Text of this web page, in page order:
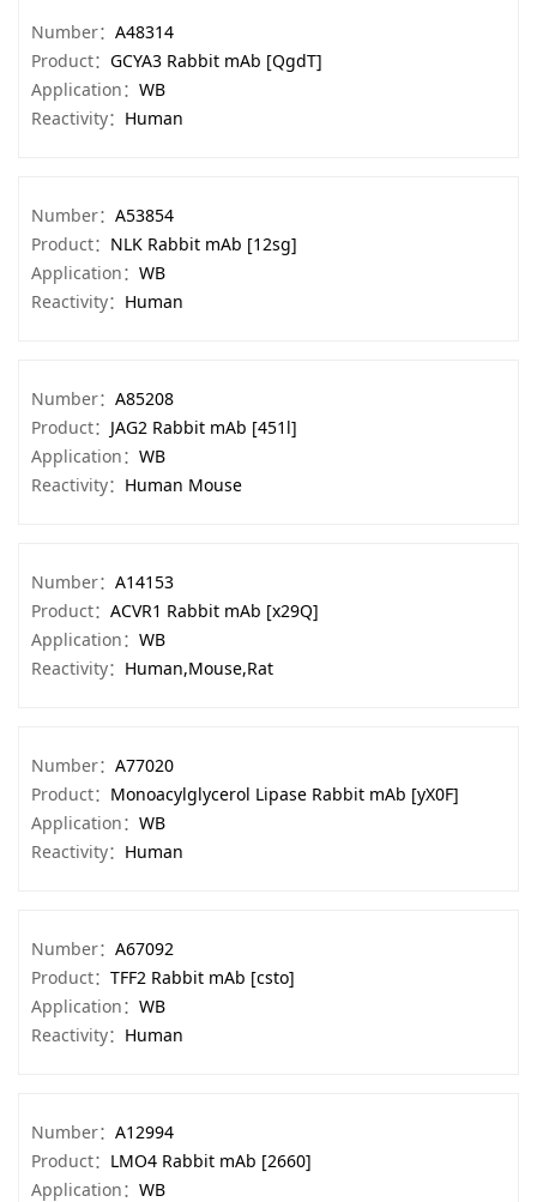
Number： A48314
Product： GCYA3 Rabbit mAb [QgdT]
Application： WB
Reactivity： Human
Number： A53854
Product： NLK Rabbit mAb [12sg]
Application： WB
Reactivity： Human
Number： A85208
Product： JAG2 Rabbit mAb [451l]
Application： WB
Reactivity： Human Mouse
Number： A14153
Product： ACVR1 Rabbit mAb [x29Q]
Application： WB
Reactivity： Human,Mouse,Rat
Number： A77020
Product： Monoacylglycerol Lipase Rabbit mAb [yX0F]
Application： WB
Reactivity： Human
Number： A67092
Product： TFF2 Rabbit mAb [csto]
Application： WB
Reactivity： Human
Number： A12994
Product： LMO4 Rabbit mAb [2660]
Application： WB